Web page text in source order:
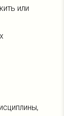
или